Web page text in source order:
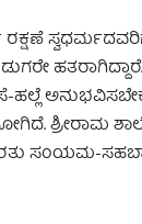
ಹಲ್ಲೆ
ಶ್ರೀರಾಮ
ಸಂಯಮ-